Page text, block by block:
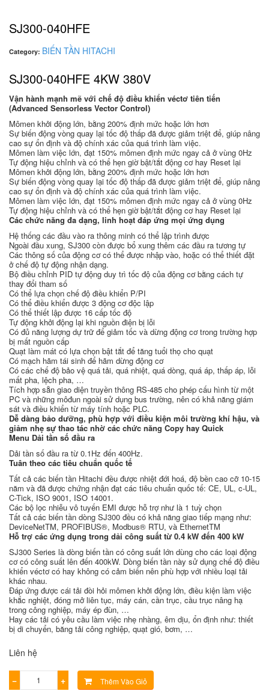
SJ300-040HFE
Category: BIẾN TẦN HITACHI
SJ300-040HFE 4KW 380V
Vận hành mạnh mẽ với chế độ điều khiển véctơ tiên tiến
(Advanced Sensorless Vector Control)
Mômen khởi động lớn, bằng 200% định mức hoặc lớn hơn
Sự biến động vòng quay lại tốc độ thấp đã được giảm triệt để, giúp nâng
cao sự ổn định và độ chính xác của quá trình làm việc.
Mômen làm việc lớn, đạt 150% mômen định mức ngay cả ở vùng 0Hz
Tự động hiệu chỉnh và có thể hẹn giờ bật/tắt động cơ hay Reset lại
Mômen khởi động lớn, bằng 200% định mức hoặc lớn hơn
Sự biến động vòng quay lại tốc độ thấp đã được giảm triệt để, giúp nâng
cao sự ổn định và độ chính xác của quá trình làm việc.
Mômen làm việc lớn, đạt 150% mômen định mức ngay cả ở vùng 0Hz
Tự động hiệu chỉnh và có thể hẹn giờ bật/tắt động cơ hay Reset lại
Các chức năng đa dạng, linh hoạt đáp ứng mọi ứng dụng
Hệ thống các đầu vào ra thông minh có thể lập trình được
Ngoài đầu xung, SJ300 còn được bổ xung thêm các đầu ra tương tự
Các thông số của động cơ có thể được nhập vào, hoặc có thể thiết đặt
ở chế độ tự động nhận dạng.
Bộ điều chỉnh PID tự động duy trì tốc độ của động cơ bằng cách tự
thay đổi tham số
Có thể lựa chọn chế độ điều khiển P/PI
Có thể điều khiển được 3 động cơ độc lập
Có thể thiết lập được 16 cấp tốc độ
Tự động khởi động lại khi nguồn điện bị lỗi
Có đủ năng lượng dự trữ để giảm tốc và dừng động cơ trong trường hợp
bị mất nguồn cấp
Quạt làm mát có lựa chọn bật tắt để tăng tuổi thọ cho quạt
Có mạch hãm tái sinh để hãm dừng động cơ
Có các chế độ bảo vệ quá tải, quá nhiệt, quá dòng, quá áp, thấp áp, lỗi
mất pha, lệch pha, …
Tích hợp sẵn giao diện truyền thông RS-485 cho phép cấu hình từ một
PC và những môđun ngoài sử dụng bus trường, nên có khả năng giám
sát và điều khiển từ máy tính hoặc PLC.
Dễ dàng bảo dưỡng, phù hợp với điều kiện môi trường khí hậu, và
giảm nhẹ sự thao tác nhờ các chức năng Copy hay Quick
Menu Dải tần số đầu ra
Dải tần số đầu ra từ 0.1Hz đến 400Hz.
Tuân theo các tiêu chuẩn quốc tế
Tất cả các biến tần Hitachi đều được nhiệt đới hoá, độ bền cao cỡ 10-15
năm và đã được chứng nhận đạt các tiêu chuẩn quốc tế: CE, UL, c-UL,
C-Tick, ISO 9001, ISO 14001.
Các bộ lọc nhiễu vô tuyến EMI được hỗ trợ như là 1 tuỳ chọn
Tất cả các biến tần dòng SJ300 đều có khả năng giao tiếp mạng như:
DeviceNetTM, PROFIBUS®, Modbus® RTU, và EthernetTM
Hỗ trợ các ứng dụng trong dải công suất từ 0.4 kW đến 400 kW
SJ300 Series là dòng biến tần có công suất lớn dùng cho các loại động
cơ có công suất lên đến 400kW. Dòng biến tần này sử dụng chế độ điều
khiển véctơ có hay không có cảm biến nên phù hợp với nhiều loại tải
khác nhau.
Đáp ứng được cái tải đòi hỏi mômen khởi động lớn, điều kiện làm việc
khắc nghiệt, đóng mở liên tục, máy cán, cần trục, cầu trục nâng hạ
trong công nghiệp, máy ép đùn, …
Hay các tải có yêu cầu làm việc nhẹ nhàng, êm dịu, ổn định như: thiết
bị di chuyển, băng tải công nghiệp, quạt gió, bơm, …
Liên hệ
− + Thêm Vào Giỏ